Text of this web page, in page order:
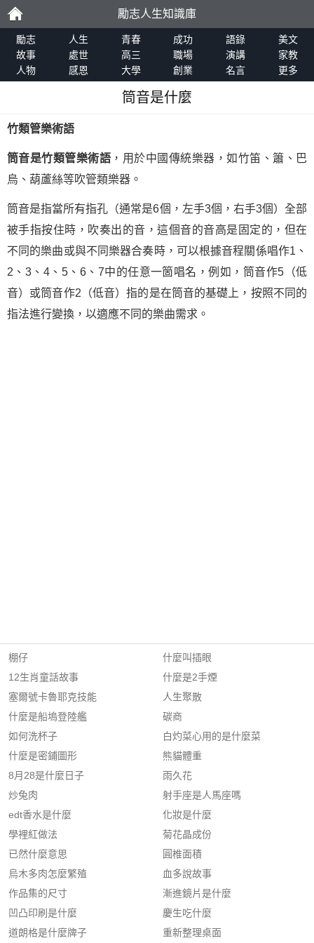
勵
志
勵志人生知識庫
勵志 人生 青春 成功 語錄
美文
故事
處世 高三 職場 演講
家教
人物
感恩 大學 創業 名言 更多
筒音是什麼
竹類管樂術語
筒音是竹類管樂術語 ，用於中國傳統樂器，如竹笛、簫、巴
烏、葫蘆絲等吹管類樂器。
筒音是指當所有指孔（通常是6個，左手3個，右手3個）全部
被手指按住時，吹奏出的音，這個音的音高是固定的，但在
不同的樂曲或與不同樂器合奏時，可以根據音程關係唱作1、
2、3、4、5、6、7中的任意一箇唱名，例如，筒音作5（低
音）或筒音作2（低音）指的是在筒音的基礎上，按照不同的
指法進行變換，以適應不同的樂曲需求。
棚仔
12生肖童話故事
塞爾號卡魯耶克技能
什麼是船塢登陸艦
如何洗杯子
什麼是密鋪圖形
8月28是什麼日子
炒兔肉
edt香水是什麼
學裡紅做法
已然什麼意思
烏木多肉怎麼繁殖
作品集的尺寸
凹凸印刷是什麼
道朗格是什麼牌子
什麼叫插眼
什麼是2手煙
人生聚散
碳商
白灼菜心用的是什麼菜
熊貓體重
雨久花
射手座是人馬座嗎
化妝是什麼
菊花晶成份
圓椎面積
血多說故事
漸進鏡片是什麼
慶生吃什麼
重新整理桌面